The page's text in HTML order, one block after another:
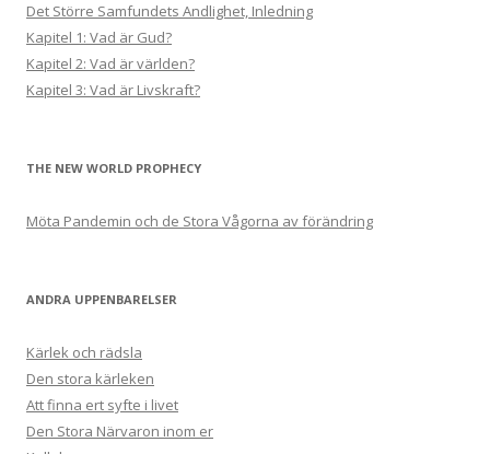
Det Större Samfundets Andlighet, Inledning
Kapitel 1: Vad är Gud?
Kapitel 2: Vad är världen?
Kapitel 3: Vad är Livskraft?
THE NEW WORLD PROPHECY
Möta Pandemin och de Stora Vågorna av förändring
ANDRA UPPENBARELSER
Kärlek och rädsla
Den stora kärleken
Att finna ert syfte i livet
Den Stora Närvaron inom er